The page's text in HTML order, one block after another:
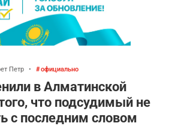
Петр • официально
в Алматинской
что подсудимый не
с последним словом